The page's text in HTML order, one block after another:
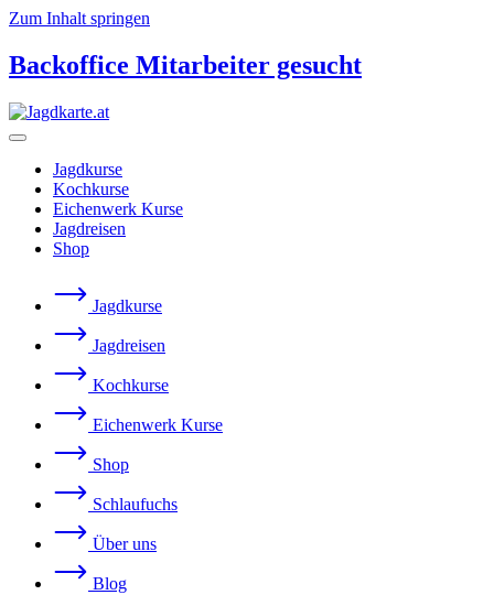
Zum Inhalt springen
Backoffice Mitarbeiter gesucht
Jagdkurse
Kochkurse
Eichenwerk Kurse
Jagdreisen
Shop
Jagdkurse
Jagdreisen
Kochkurse
Eichenwerk Kurse
Shop
Schlaufuchs
Über uns
Blog